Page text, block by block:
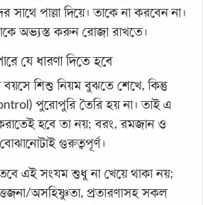
সাথে পাল্লা দিয়ে। তাকে না করবেন না।
অভ্যস্ত করুন রোজা রাখতে।
যে ধারণা দিতে হবে
শিশু নিয়ম বুঝতে শেখে, কিন্তু
পুরোপুরি তৈরি হয় না। তাই এ
হবে তা নয়; বরং, রমজান ও
গুরুত্বপূর্ণ।
এই সংযম শুধু না খেয়ে থাকা নয়;
অসহিষ্ণুতা, প্রতারণাসহ সকল